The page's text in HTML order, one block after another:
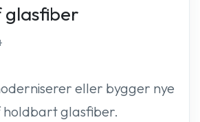
eller bygger nye
glasfiber.